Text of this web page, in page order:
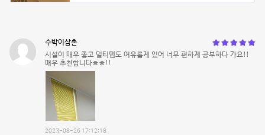
수박이삼촌
시설이 매우 좋고 멀티탭도 여유롭게 있어 너무 편하게 공부하다 가요!!
매우 추천합니다ㅎㅎ!!
2023-08-26 17:12:18